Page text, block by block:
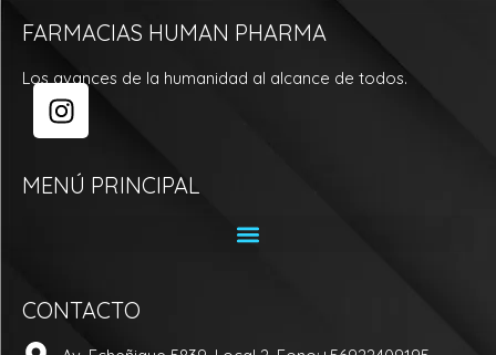
FARMACIAS HUMAN PHARMA
Los avances de la humanidad al alcance de todos.
I
n
t
m
MENÚ PRINCIPAL
CONTACTO